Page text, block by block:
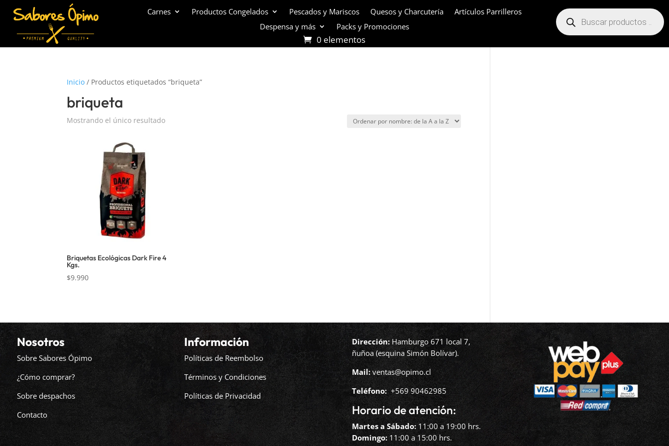
Carnes Productos Congelados Pescados y Mariscos Quesos y Charcutería
Artículos Parrilleros
Despensa y más
Packs y Promociones
0 elementos
Búsqueda
de
productos
Inicio / Productos etiquetados “briqueta”
briqueta
Mostrando el único resultado
Briquetas Ecológicas Dark Fire 4
Kgs.
$9.990
Nosotros
Sobre Sabores Ópimo
¿Cómo comprar?
Sobre despachos
Contacto
Información
Políticas de Reembolso
Términos y Condiciones
Políticas de Privacidad
Dirección:Hamburgo 671 local 7,
ñuñoa (esquina Simón Bolívar).
Mail: ventas@opimo.cl
Teléfono: ‪+569 90462985‬
Horario de atención:
Martes a Sábado:11:00 a 19:00 hrs.
Domingo:11:00 a 15:00 hrs.